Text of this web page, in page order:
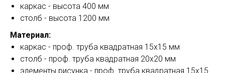
каркас - высота 400 мм
столб - высота 1200 мм
Материал:
каркас - проф. труба квадратная 15х15 мм
столб - проф. труба квадратная 20х20 мм
элементы рисунка - проф. труба квадратная 15х15